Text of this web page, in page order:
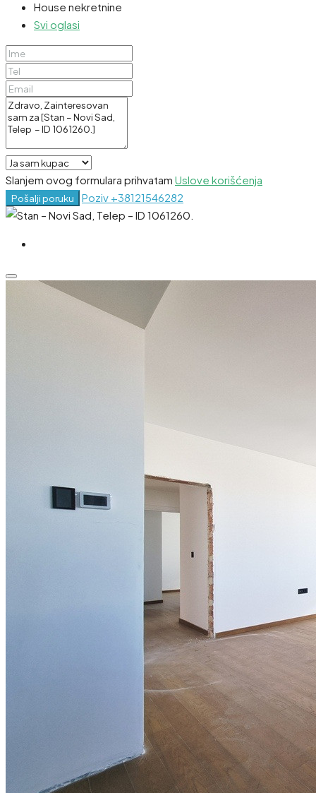
House nekretnine
Svi oglasi
Slanjem ovog formulara prihvatam Uslove korišćenja
Pošalji poruku Poziv +38121546282